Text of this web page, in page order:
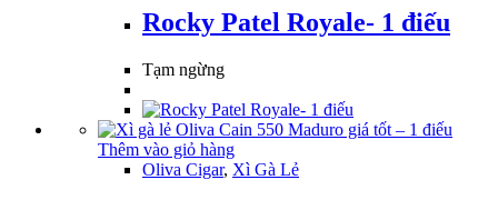
Rocky Patel Royale- 1 điếu
Tạm ngừng
Thêm vào giỏ hàng
Oliva Cigar, Xì Gà Lẻ